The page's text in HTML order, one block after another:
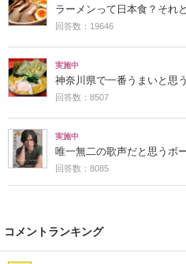
ラーメンって日本食？それ
回答数：19646
実施中
神奈川県で一番うまいと思
回答数：8507
実施中
唯一無二の歌声だと思うボ
回答数：8085
コメントランキング